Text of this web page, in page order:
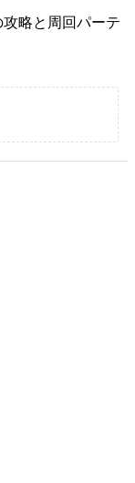
略と周回パーテ